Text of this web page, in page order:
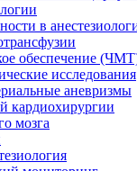
в
обеспечение
исследования
аневризмы
кардиохирургии
мозга